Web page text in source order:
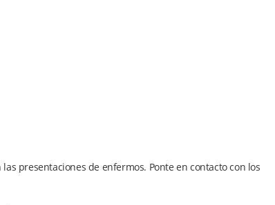
presentaciones de enfermos. Ponte en contacto con los